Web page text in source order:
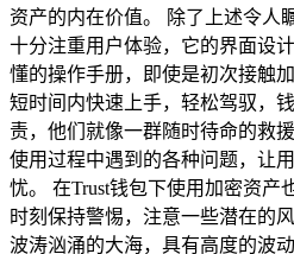
资产的内在价值。 除了上述令人
十分注重用户体验，它的界面设
懂的操作手册，即使是初次接触
短时间内快速上手，轻松驾驭，
责，他们就像一群随时待命的救
使用过程中遇到的各种问题，让
忧。 在Trust钱包下使用加密资产
时刻保持警惕，注意一些潜在的
波涛汹涌的大海，具有高度的波